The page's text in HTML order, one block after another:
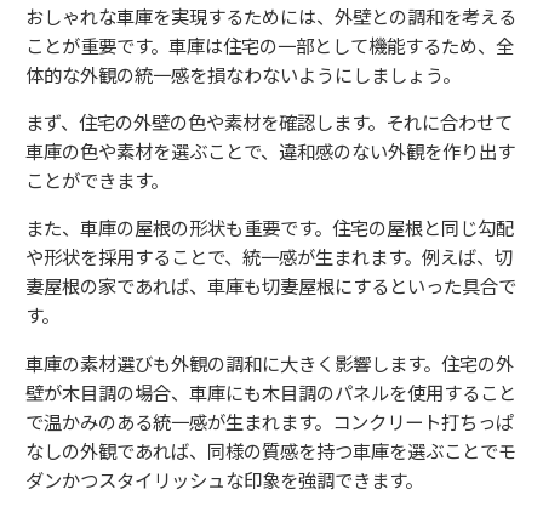
おしゃれな車庫を実現するためには、外壁との調和を考える
ことが重要です。車庫は住宅の一部として機能するため、全
体的な外観の統一感を損なわないようにしましょう。
まず、住宅の外壁の色や素材を確認します。それに合わせて
車庫の色や素材を選ぶことで、違和感のない外観を作り出す
ことができます。
また、車庫の屋根の形状も重要です。住宅の屋根と同じ勾配
や形状を採用することで、統一感が生まれます。例えば、切
妻屋根の家であれば、車庫も切妻屋根にするといった具合で
す。
車庫の素材選びも外観の調和に大きく影響します。住宅の外
壁が木目調の場合、車庫にも木目調のパネルを使用すること
で温かみのある統一感が生まれます。コンクリート打ちっぱ
なしの外観であれば、同様の質感を持つ車庫を選ぶことでモ
ダンかつスタイリッシュな印象を強調できます。